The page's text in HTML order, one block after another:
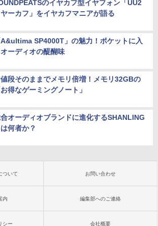
のイヤカフ型イヤフォン「UU2
ーカフ」をイヤカフマニアが語る
A&ultima SP4000T」の魅力！ポケットに入
ーディオの醍醐味
段そのままでメモリ倍増！メモリ32GBの
お得なゲーミングノート」
オーディオブランドに進化するSHANLING
何者か？
ついて お問い合わせ
内 編集部へのご連絡
シー 会社概要